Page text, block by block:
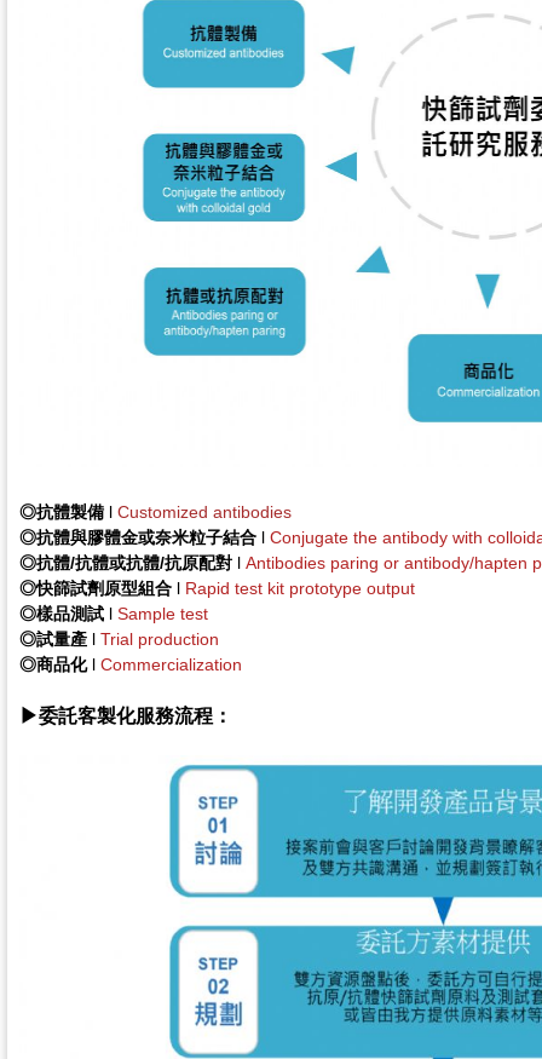
◎抗體製備l Customized antibodies
◎抗體與膠體金或奈米粒子結合l Conjugate the antibody with
◎抗體/抗體或抗體/抗原配對lAntibodies paring or antibody/hapten
◎快篩試劑原型組合 lRapid test kit prototype output
◎樣品測試l Sample test
◎試量產l Trial production
◎商品化lCommercialization
▶委託客製化服務流程：